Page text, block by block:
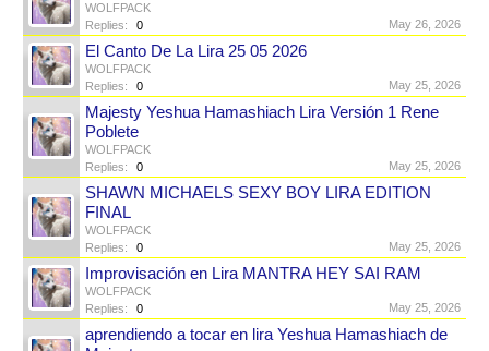
WOLFPACK
Replies:
0 May 26, 2026
El Canto De La Lira 25 05 2026
WOLFPACK
Replies:
0 May 25, 2026
Majesty Yeshua Hamashiach Lira Versión 1 Rene
Poblete
WOLFPACK
Replies:
0 May 25, 2026
SHAWN MICHAELS SEXY BOY LIRA EDITION
FINAL
WOLFPACK
Replies:
0 May 25, 2026
Improvisación en Lira MANTRA HEY SAI RAM
WOLFPACK
Replies:
0 May 25, 2026
aprendiendo a tocar en lira Yeshua Hamashiach de